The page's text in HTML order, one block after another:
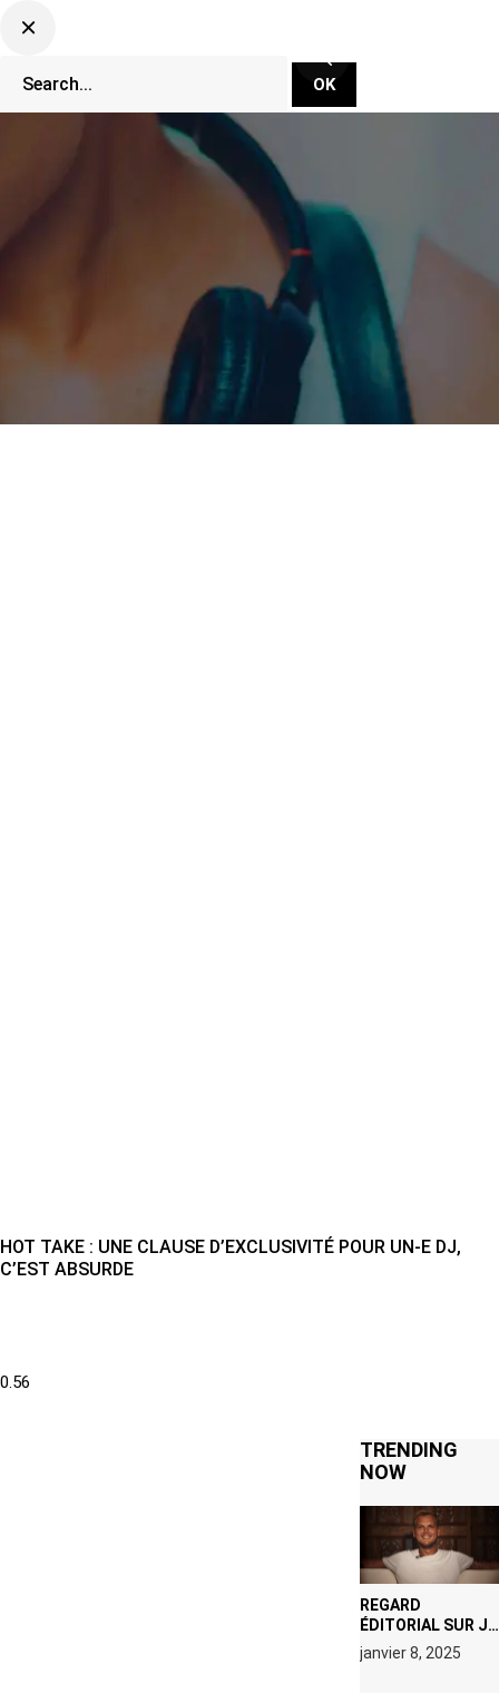
CLUBBING TV NETWORK
HOT TAKE : UNE CLAUSE D’EXCLUSIVITÉ POUR UN-E DJ,
C’EST ABSURDE
TRENDING
NOW
REGARD
ÉDITORIAL SUR JE
M’APPELLE TIM
(NETFLIX) : AVICII,
janvier 8, 2025